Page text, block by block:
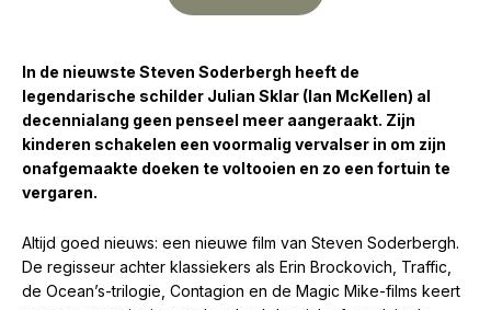
In de nieuwste Steven Soderbergh heeft de
legendarische schilder Julian Sklar (Ian McKellen) al
decennialang geen penseel meer aangeraakt. Zijn
kinderen schakelen een voormalig vervalser in om zijn
onafgemaakte doeken te voltooien en zo een fortuin te
vergaren.
Altijd goed nieuws: een nieuwe film van Steven Soderbergh.
De regisseur achter klassiekers als Erin Brockovich, Traffic,
de Ocean’s-trilogie, Contagion en de Magic Mike-films keert